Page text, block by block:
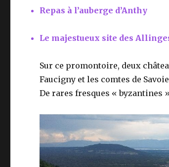
Repas à l’auberge d’Anthy
Le majestueux site des
Sur ce promontoire, deux
Faucigny et les comtes de
De rares fresques « byzantines